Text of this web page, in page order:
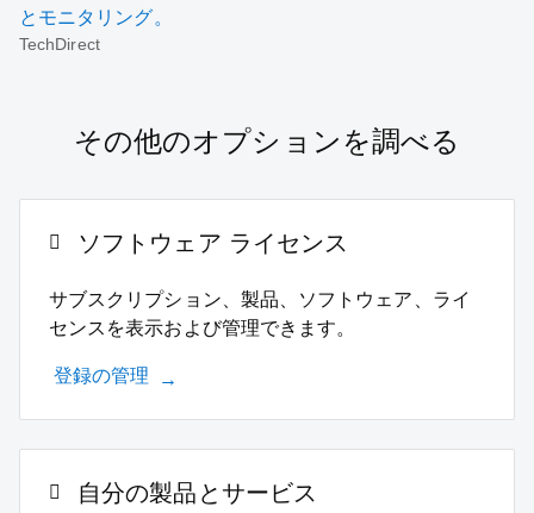
とモニタリング。
TechDirect
その他のオプションを調べる
ソフトウェア ライセンス
サブスクリプション、製品、ソフトウェア、ライ
センスを表示および管理できます。
登録の管理
自分の製品とサービス